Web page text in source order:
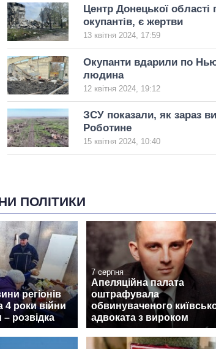
Центр Донецької
окупантів, є жертви
13 квітня 2024, 17:59
Окупанти вдарили по
людина
12 квітня 2024, 19:12
ЗСУ показали, як зараз
Роботине
15 квітня 2024, 10:40
ПОЛІТИКИ
регіонів
4 роки війни
– розвідка
7 серпня
Апеляційна палата
оштрафувала
обвинуваченого
адвоката з вироком